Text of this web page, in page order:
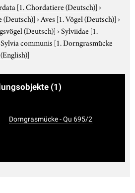
[1. Chordatiere (Deutsch)]›
(Deutsch)]›Aves [1. Vögel (Deutsch)]›
(Deutsch)]›Sylviidae [1.
Sylvia communis [1. Dorngrasmücke
(1)
Dorngrasmücke - Qu 695/2